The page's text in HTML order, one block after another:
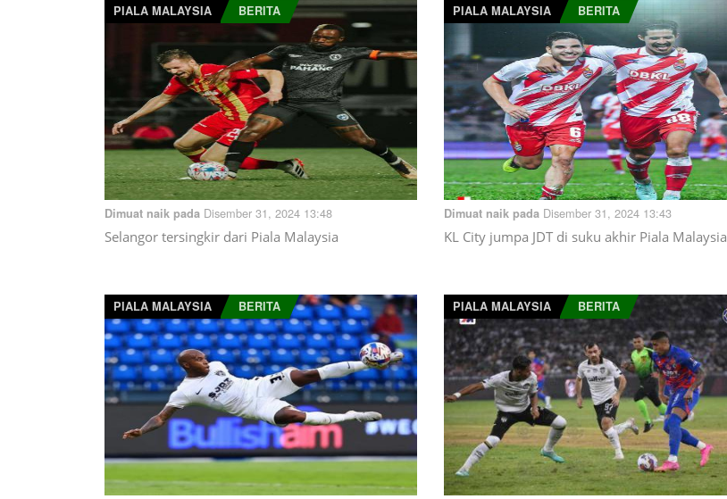
PIALA MALAYSIA BERITA
Dimuat naik pada Disember 31, 2024 13:48
Selangor tersingkir dari Piala Malaysia
PIALA MALAYSIA BERITA
Dimuat naik pada Disember 31, 2024 13:43
KL City jumpa JDT di suku akhir Piala Malaysia
PIALA MALAYSIA BERITA PIALA MALAYSIA BERITA